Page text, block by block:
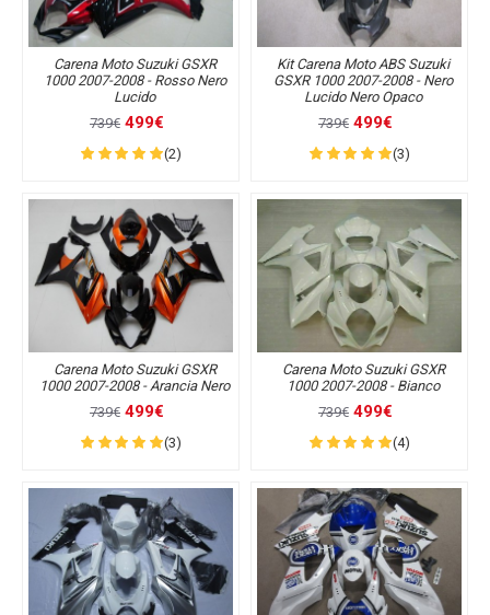
Carena Moto Suzuki GSXR
1000 2007-2008 - Rosso Nero
Lucido
739€ 499€
(2)
Kit Carena Moto ABS Suzuki
GSXR 1000 2007-2008 - Nero
Lucido Nero Opaco
739€ 499€
(3)
Carena Moto Suzuki GSXR
1000 2007-2008 - Arancia Nero
739€ 499€
(3)
Carena Moto Suzuki GSXR
1000 2007-2008 - Bianco
739€ 499€
(4)